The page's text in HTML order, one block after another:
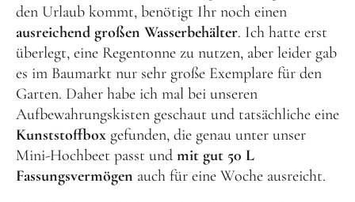
den Urlaub kommt, benötigt Ihr noch einen
ausreichend großen Wasserbehälter. Ich hatte erst
überlegt, eine Regentonne zu nutzen, aber leider gab
es im Baumarkt nur sehr große Exemplare für den
Garten. Daher habe ich mal bei unseren
Aufbewahrungskisten geschaut und tatsächliche eine
Kunststoffbox gefunden, die genau unter unser
Mini-Hochbeet passt und mit gut 50 L
Fassungsvermögen auch für eine Woche ausreicht.